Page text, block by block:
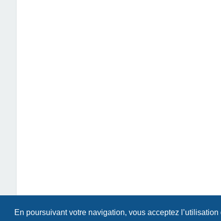
En poursuivant votre navigation, vous acceptez l’utilisation
Index du forum